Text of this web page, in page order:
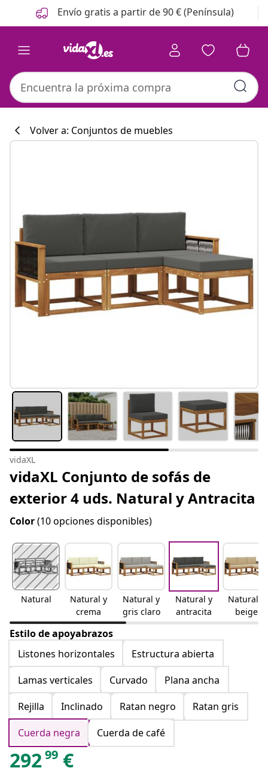
Anterior
Siguiente Envío gratis a partir de 90 € (Península)
Volver a: Conjuntos de muebles
vidaXL
vidaXL Conjunto de sofás de
exterior 4 uds. Natural y Antracita
Color(10 opciones disponibles)
Natural
Natural y
crema
Natural y
gris claro
Natural y
antracita
Natural y
beige
Estilo de apoyabrazos
Listones horizontales
Estructura abierta
Lamas verticales
Curvado
Plana ancha
Rejilla
Inclinado Ratan negro
Ratan gris
Cuerda negra
Cuerda de café
29299 €